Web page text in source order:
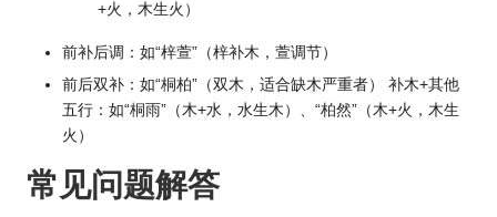
+火，木生火）
前补后调：如“梓萱”（梓补木，萱调节）
前后双补：如“桐柏”（双木，适合缺木严重者） 补木+其他
五行：如“桐雨”（木+水，水生木）、“柏然”（木+火，木生
火）
常见问题解答